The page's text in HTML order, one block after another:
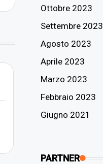
Ottobre 2023
Settembre 2023
Agosto 2023
Aprile 2023
Marzo 2023
Febbraio 2023
Giugno 2021
PARTNER